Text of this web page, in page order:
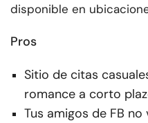
disponible en
Pros
Sitio de citas
romance a corto
Tus amigos de FB